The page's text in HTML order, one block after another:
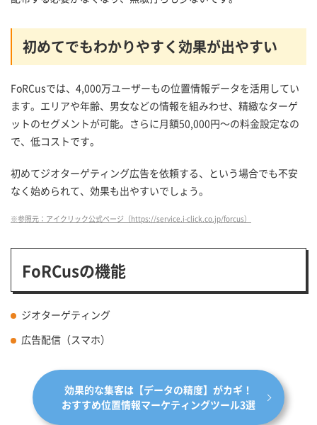
初めてでもわかりやすく効果が出やすい
FoRCusでは、4,000万ユーザーもの位置情報データを活用してい
ます。エリアや年齢、男女などの情報を組みわせ、精緻なターゲ
ットのセグメントが可能。さらに月額50,000円～の料金設定なの
で、低コストです。
初めてジオターゲティング広告を依頼する、という場合でも不安
なく始められて、効果も出やすいでしょう。
※参照元：アイクリック公式ページ（https://service.i-click.co.jp/forcus）
FoRCusの機能
ジオターゲティング
広告配信（スマホ）
効果的な集客は【データの精度】がカギ！
おすすめ位置情報マーケティングツール3選